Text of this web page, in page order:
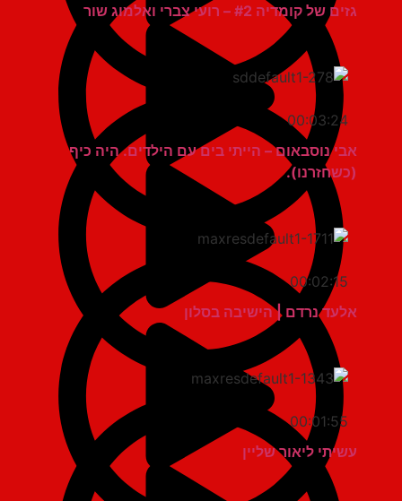
גזים של קומדיה #2 – רועי צברי ואלמוג שור
00:03:24
אבי נוסבאום – הייתי בים עם הילדים. היה כיף
(כשחזרנו).
00:02:15
אלעד נרדם | הישיבה בסלון
00:01:55
עשיתי ליאור שליין